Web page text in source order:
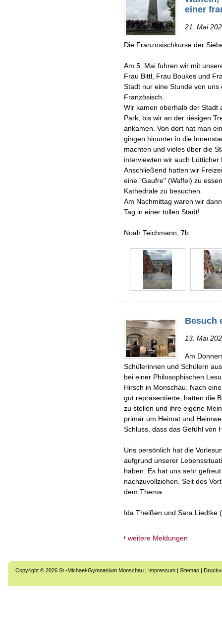
einer
21. Mai
Die Französischkurse der
Am 5. Mai fuhren wir mit
Frau Bittl, Frau Boukes und
Stadt nur eine Stunde von
Französisch.
Wir kamen oberhalb der Stadt
Park, bis wir an der riesigen
ankamen. Von dort hat man
gingen hinunter in die
machten und vieles über die
interviewten wir auch
Anschließend hatten wir
eine "Gaufre" (Waffel) zu
Kathedrale zu besuchen.
Am Nachmittag waren wir
Tag in einer tollen Stadt!
Noah Teichmann, 7b
Besuch
13. Mai
Am
Schülerinnen und Schülern
bei einer Philosophischen
Hirsch in Monschau. Nach
gut repräsentierte, hatten die
zu stellen und ihre eigene
primär um Heimat und
Schluss, dass das Gefühl von
Uns persönlich hat die
aufgrund unserer
haben. Es hat uns sehr
nachzuvollziehen. Seit des
dem Thema.
Ida Theißen und Sara Liedtke
weitere Meldungen
Copyright © 2026 St.-Michael-Gymnasium Monschau | Impressum | Sitemap |